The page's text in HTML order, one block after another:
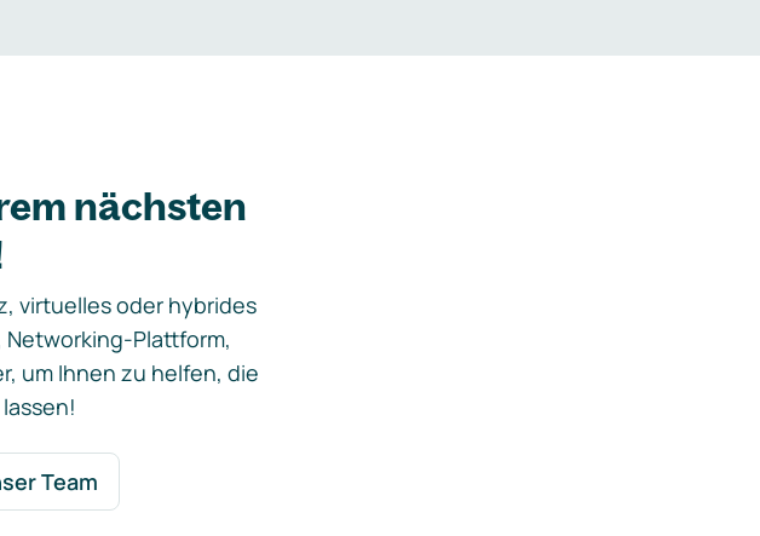
nächsten
virtuelles oder hybrides
Networking-Plattform,
um Ihnen zu helfen, die
Team